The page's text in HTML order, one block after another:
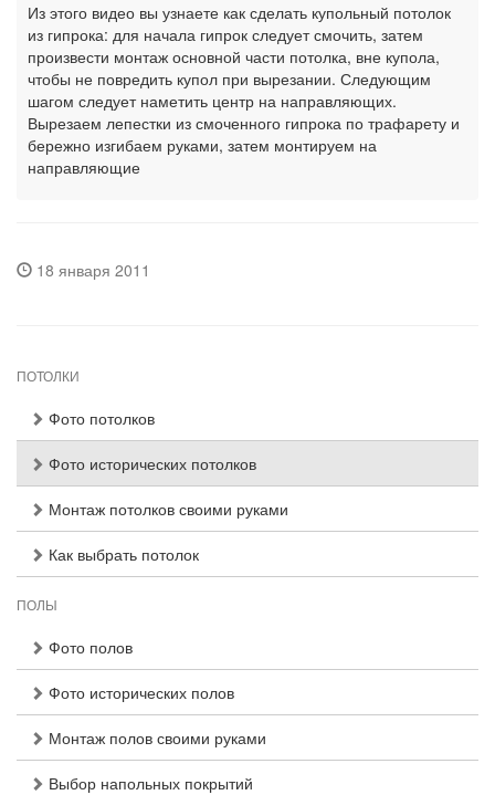
Из этого видео вы узнаете как сделать купольный потолок
из гипрока: для начала гипрок следует смочить, затем
произвести монтаж основной части потолка, вне купола,
чтобы не повредить купол при вырезании. Следующим
шагом следует наметить центр на направляющих.
Вырезаем лепестки из смоченного гипрока по трафарету и
бережно изгибаем руками, затем монтируем на
направляющие
18 января 2011
ПОТОЛКИ
Фото потолков
Фото исторических потолков
Монтаж потолков своими руками
Как выбрать потолок
ПОЛЫ
Фото полов
Фото исторических полов
Монтаж полов своими руками
Выбор напольных покрытий